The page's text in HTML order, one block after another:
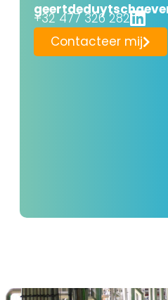
+32 477 326 282
Contacteer mij